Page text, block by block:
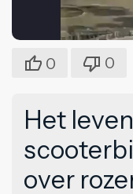
0 0
Het
over